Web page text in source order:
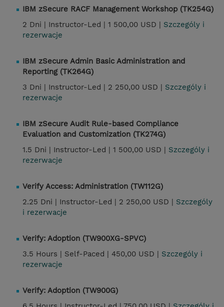
IBM zSecure RACF Management Workshop (TK254G)
2 Dni | Instructor-Led | 1 500,00 USD | Szczególy i
rezerwacje
IBM zSecure Admin Basic Administration and
Reporting (TK264G)
3 Dni | Instructor-Led | 2 250,00 USD | Szczególy i
rezerwacje
IBM zSecure Audit Rule-based Compliance
Evaluation and Customization (TK274G)
1.5 Dni | Instructor-Led | 1 500,00 USD | Szczególy i
rezerwacje
Verify Access: Administration (TW112G)
2.25 Dni | Instructor-Led | 2 250,00 USD | Szczególy
i rezerwacje
Verify: Adoption (TW900XG-SPVC)
3.5 Hours | Self-Paced | 450,00 USD | Szczególy i
rezerwacje
Verify: Adoption (TW900G)